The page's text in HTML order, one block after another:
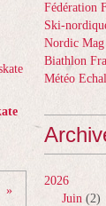
Fédération
Ski-
Nordic Mag
Biathlon
Météo
2026
Juin (2)